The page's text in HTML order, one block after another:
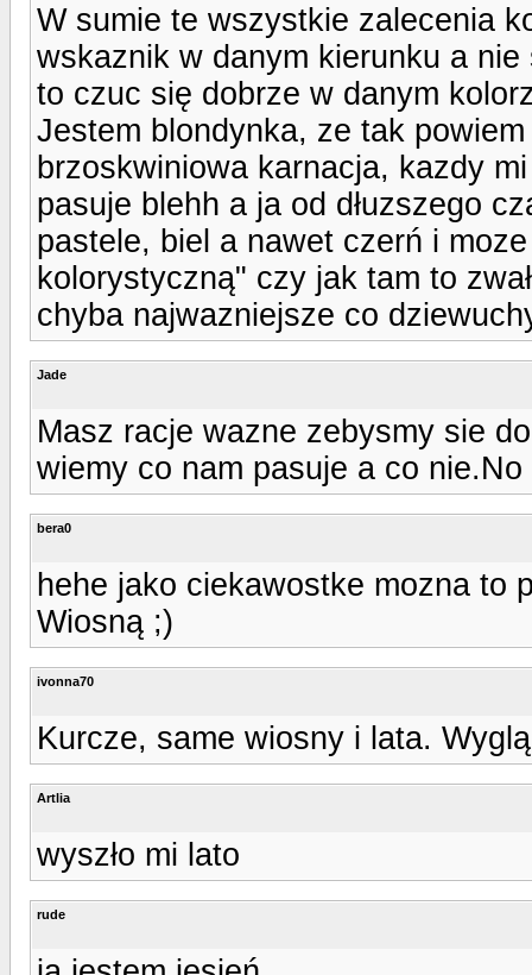
W sumie te wszystkie zalecenia
wskaznik w danym kierunku a
to czuc się dobrze w danym
Jestem blondynka, ze tak
brzoskwiniowa karnacja, kazdy
pasuje blehh a ja od dłuzszego
pastele, biel a nawet czerń i
kolorystyczną" czy jak tam to
chyba najwazniejsze co
Jade
Masz racje wazne zebysmy sie
wiemy co nam pasuje a co
bera0
hehe jako ciekawostke mozna to
Wiosną ;)
ivonna70
Kurcze, same wiosny i lata.
Artlia
wyszło mi lato
rude